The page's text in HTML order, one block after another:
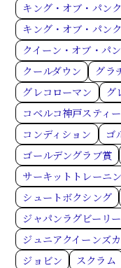
キング・オブ・パン
キング・オブ・パン
クイーン・オブ・パ
クールダウン
グラ
グレコローマン
グ
コベルコ神戸スティ
コンディション
ゴ
ゴールデングラブ賞
サーキットトレーニ
シュートボクシング
ジャパンラグビーリ
ジュニアクイーンズ
ジョビン
スクラム